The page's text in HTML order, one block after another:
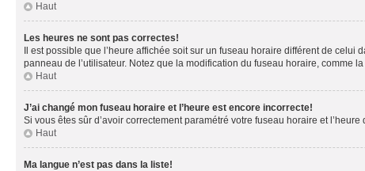
Haut
Les heures ne sont pas correctes!
Il est possible que l’heure affichée soit sur un fuseau horaire différent de
panneau de l’utilisateur. Notez que la modification du fuseau horaire, comme
Haut
J’ai changé mon fuseau horaire et l’heure est encore incorrecte!
Si vous êtes sûr d’avoir correctement paramétré votre fuseau horaire et
Haut
Ma langue n’est pas dans la liste!